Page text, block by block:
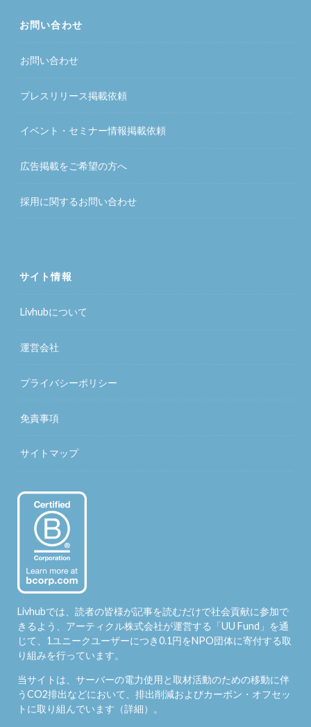
お問い合わせ
お問い合わせ
プレスリリース掲載依頼
イベント・セミナー情報掲載依頼
広告掲載をご希望の方へ
採用に関するお問い合わせ
サイト情報
Livhubについて
運営会社
プライバシーポリシー
免責事項
サイトマップ
Livhubでは、読者の皆様が記事を読むだけで社会貢献に参加で
きるよう、アーティクル株式会社が運営する「UU Fund 」を通
じて、1ユニークユーザーにつき0.1円をNPO団体に寄付する取
り組みを行っています。
当サイトは、サーバーの電力使用と取材活動のための移動に伴
うCO2排出などにおいて、排出削減およびカーボン・オフセッ
トに取り組んでいます（詳細）。